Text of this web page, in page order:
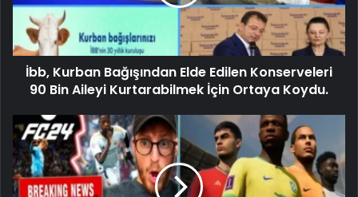
İbb, Kurban Bağışından Elde Edilen Konserveleri
90 Bin Aileyi Kurtarabilmek İçin Ortaya Koydu.